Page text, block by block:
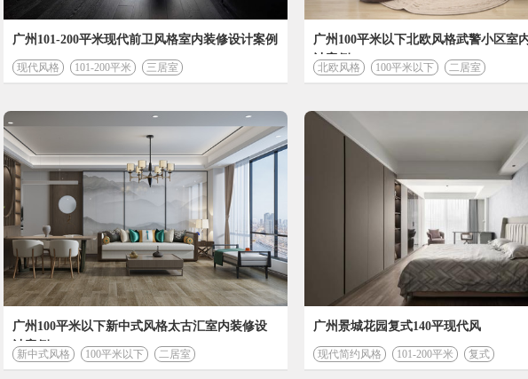
广州101-200平米现代前卫风格室内装修设计案例
现代风格 101-200平米 三居室
广州100平米以下北欧风格武警小区室
计案例
北欧风格 100平米以下 二居室
广州100平米以下新中式风格太古汇室内装修设
计案例
新中式风格 100平米以下 二居室
广州景城花园复式140平现代风
现代简约风格 101-200平米 复式
装修计算器 今日已有7905 人